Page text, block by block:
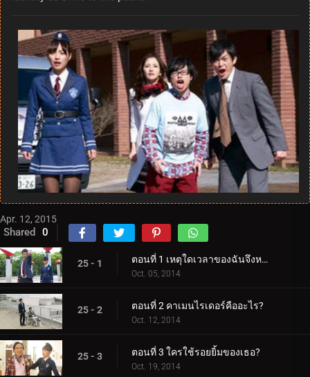
Apr. 12, 2015
Shared 0
25 - 1 ตอนที่ 1 เหตุใดเวลาของฉันจึงหยุดลง?
Oct. 05, 2014
25 - 2 ตอนที่ 2 คาเมนไรเดอร์คืออะไร?
Oct. 12, 2014
25 - 3 ตอนที่ 3 ใครใช้รอยยิ้มของเธอ?
Oct. 19, 2014